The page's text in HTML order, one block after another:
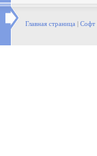
Главная страница | Софт